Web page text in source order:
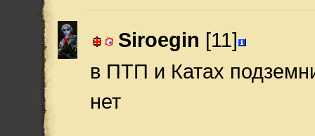
Siroegin [11]
в ПТП и Катах
нет